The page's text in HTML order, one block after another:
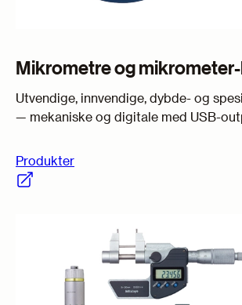
Mikrometre og
Utvendige, innvendige, dybde- og
— mekaniske og digitale med USB-
Produkter